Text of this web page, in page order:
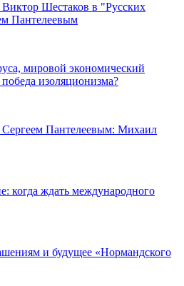
Шестаков в "Русских
Пантелеевым
мировой экономический
изоляционизма?
Сергеем Пантелеевым: Михаил
когда ждать международного
и будущее «Нормандского